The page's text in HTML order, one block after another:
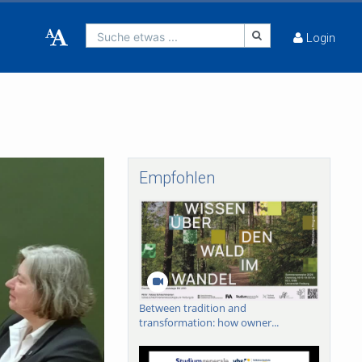
Suche etwas ... Login
Empfohlen
Between tradition and
transformation: how owner...